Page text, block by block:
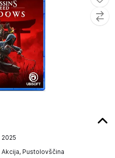
2025
Akcija, Pustolovščina